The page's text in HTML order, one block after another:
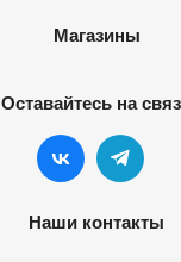
Магазины
Оставайтесь на
Наши контакты